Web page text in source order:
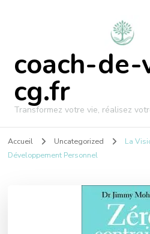
coach-
cg.fr
Transformez votre vie, réalisez
Accueil Uncategorized
La
Développement Personnel